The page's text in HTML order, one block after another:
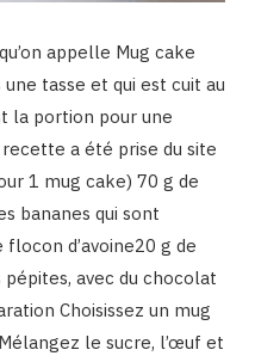
appelle Mug cake
une tasse et qui est cuit au
la portion pour une
recette a été prise du site
1 mug cake) 70 g de
bananes qui sont
d’avoine20 g de
avec du chocolat
Choisissez un mug
le sucre, l’œuf et